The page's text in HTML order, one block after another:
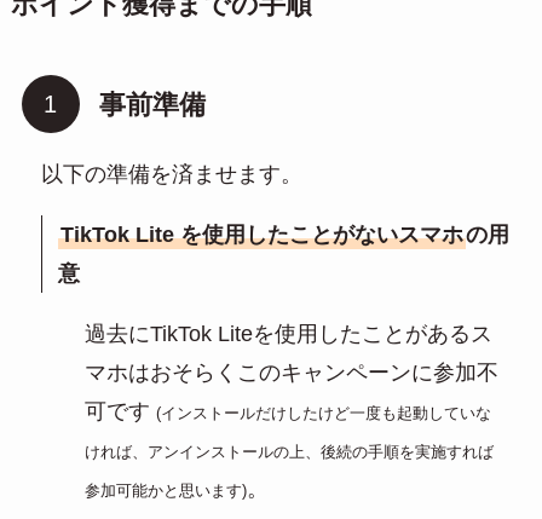
事前準備
以下の準備を済ませます。
TikTok Lite を使用したことがないスマホの用
意
過去にTikTok Liteを使用したことがあるス
マホはおそらくこのキャンペーンに参加不
可です (インストールだけしたけど一度も起動していな
ければ、アンインストールの上、後続の手順を実施すれば
参加可能かと思います)。